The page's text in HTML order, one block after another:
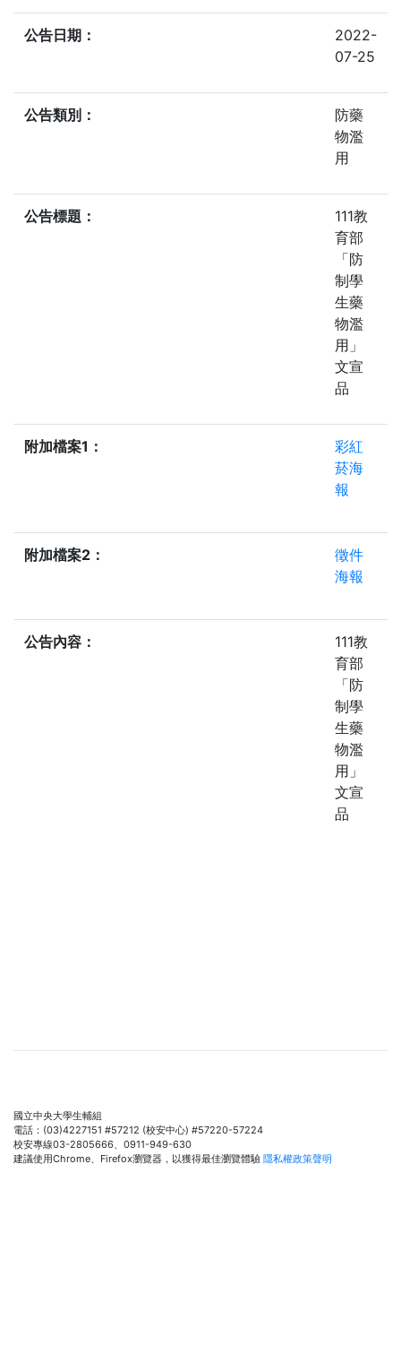
公告日期：
2022-
07-25
公告類別：
防藥
物濫
用
公告標題：
111教
育部
「防
制學
生藥
物濫
用」
文宣
品
附加檔案1：
彩紅
菸海
報
附加檔案2：
徵件
海報
公告內容：
111教
育部
「防
制學
生藥
物濫
用」
文宣
品
國立中央大學生輔組
電話：(03)4227151 #57212 (校安中心) #57220-57224
校安專線03-2805666、0911-949-630
建議使用Chrome、Firefox瀏覽器，以獲得最佳瀏覽體驗 隱私權政策聲明